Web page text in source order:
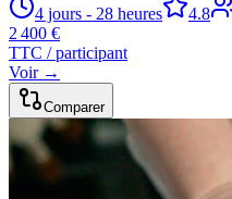
4 jours - 28 heures 4.8
2 400 €
TTC / participant
Voir →
Comparer